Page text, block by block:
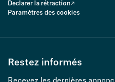
Declarer la rétraction
Paramètres des cookies
Restez informés